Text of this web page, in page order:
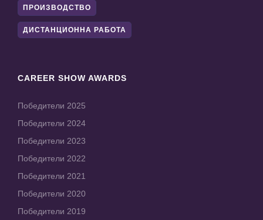
ПРОИЗВОДСТВО
ДИСТАНЦИОННА РАБОТА
CAREER SHOW AWARDS
Победители 2025
Победители 2024
Победители 2023
Победители 2022
Победители 2021
Победители 2020
Победители 2019